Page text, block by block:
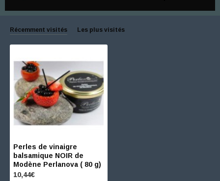
Récemment visités Les plus visités
Perles de vinaigre
balsamique NOIR de
Modène Perlanova ( 80 g)
10,44€